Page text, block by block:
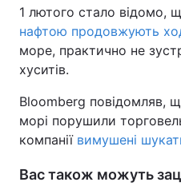
1 лютого стало відомо,
нафтою продовжують
море, практично не
хуситів.
Bloomberg повідомляв,
морі порушили
компанії вимушені
Вас також можуть